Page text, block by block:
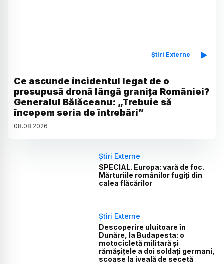
Știri Externe
Ce ascunde incidentul legat de o
presupusă dronă lângă granița României?
Generalul Bălăceanu: „Trebuie să
începem seria de întrebări”
08.08.2026
Știri Externe
SPECIAL. Europa: vară de foc.
Mărturiile românilor fugiți din
calea flăcărilor
Știri Externe
Descoperire uluitoare în
Dunăre, la Budapesta: o
motocicletă militară și
rămășițele a doi soldați germani,
scoase la iveală de secetă